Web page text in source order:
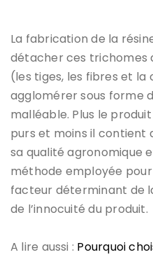
La fabrication de la
détacher ces trichomes
(les tiges, les fibres et la
agglomérer sous forme
malléable. Plus le
purs et moins il contient
sa qualité agronomique
méthode employée
facteur déterminant de
de l’innocuité du produit.
A lire aussi : Pourquoi